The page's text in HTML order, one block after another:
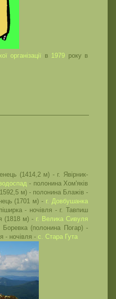
організації в 1979 року в
(1414,2 м) - г. Явірник-
- полонина Хом'яків
м) - полонина Блажів -
(1701 м) - г. Довбушанка
- ночівля - г. Тавпиш
(1818 м) - г. Велика Cивуля
(полонина Погар) -
- ночівля - с. Стара Гута